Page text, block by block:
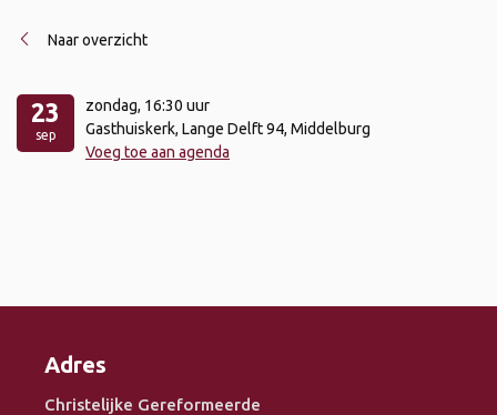
Naar overzicht
23
sep
zondag, 16:30 uur
Gasthuiskerk, Lange Delft 94, Middelburg
Voeg toe aan agenda
Adres
Christelijke Gereformeerde